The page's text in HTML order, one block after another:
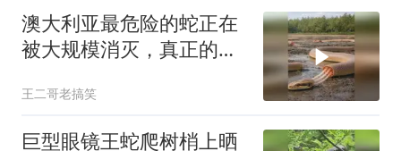
澳大利亚最危险的蛇正在
被大规模消灭，真正的元
王二哥老搞笑
巨型眼镜王蛇爬树梢上晒